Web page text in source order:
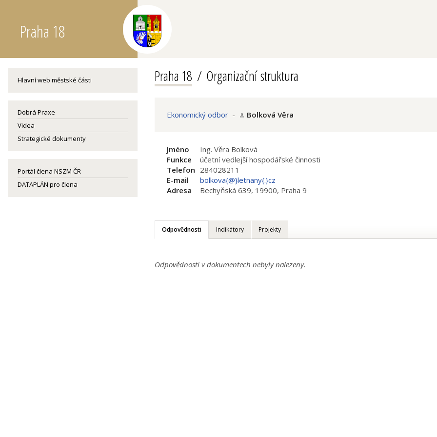
Praha 18
Hlavní web městské části
Dobrá Praxe
Videa
Strategické dokumenty
Portál člena NSZM ČR
DATAPLÁN pro člena
Praha 18 Organizační struktura
Ekonomický odbor - Bolková Věra
Jméno
Ing. Věra Bolková
Funkce
účetní vedlejší hospodářské činnosti
Telefon 284028211
E-mail
bolkova{@}letnany{.}cz
Adresa
Bechyňská 639, 19900, Praha 9
Odpovědnosti Indikátory Projekty
Odpovědnosti v dokumentech nebyly nalezeny.